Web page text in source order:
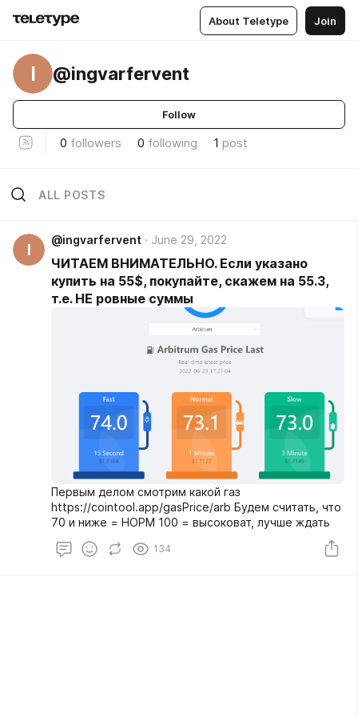
About Teletype Join
I @ingvarfervent
Follow
0 followers 0 following 1 post
ALL POSTS
I
@ingvarfervent June 29, 2022
ЧИТАЕМ ВНИМАТЕЛЬНО. Если указано
купить на 55$, покупайте, скажем на 55.3,
т.е. НЕ ровные суммы
Первым делом смотрим какой газ
https://cointool.app/gasPrice/arb Будем считать, что
70 и ниже = НОРМ 100 = высоковат, лучше ждать
134